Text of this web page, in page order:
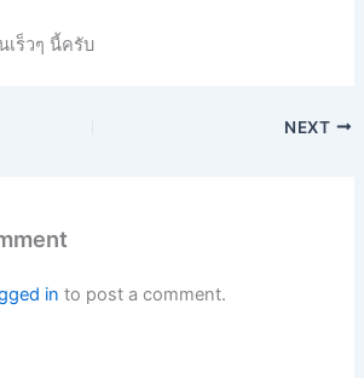
เร็วๆ นี้ครับ
NEXT
in to post a comment.